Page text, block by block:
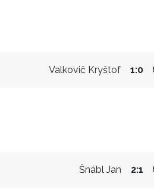
Valkovič Kryštof 1:0
Šnábl Jan 2:1